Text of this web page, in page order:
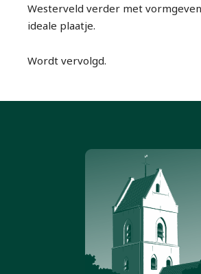
Westerveld verder met
ideale plaatje.
Wordt vervolgd.